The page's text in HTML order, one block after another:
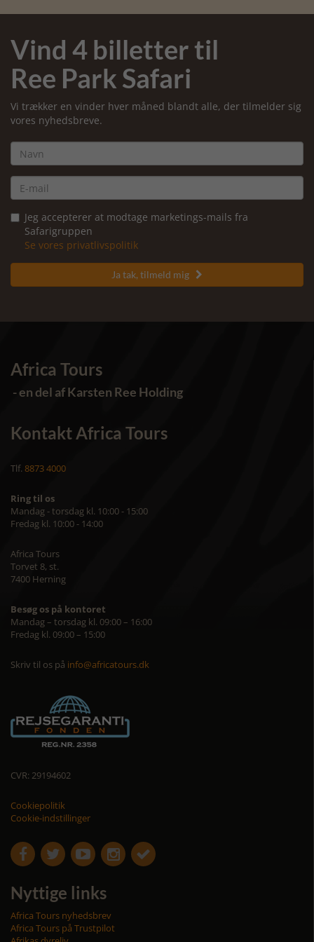
Vind 4 billetter til
Ree Park Safari
Vi trækker en vinder hver måned blandt alle, der tilmelder sig
vores nyhedsbreve.
Jeg accepterer at modtage marketings-mails fra
Safarigruppen
Se vores privatlivspolitik
Ja tak, tilmeld mig 
Africa Tours
- en del af Karsten Ree Holding
Kontakt Africa Tours
Tlf. 8873 4000
Ring til os
Mandag - torsdag kl. 10:00 - 15:00
Fredag kl. 10:00 - 14:00
Africa Tours
Torvet 8, st.
7400 Herning
Besøg os på kontoret
Mandag – torsdag kl. 09:00 – 16:00
Fredag kl. 09:00 – 15:00
Skriv til os på info@africatours.dk
CVR: 29194602
Cookiepolitik
Cookie-indstillinger
    
Nyttige links
Africa Tours nyhedsbrev
Africa Tours på Trustpilot